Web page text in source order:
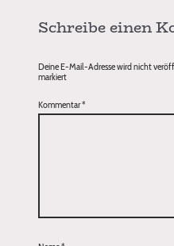
Schreibe einen
Deine E-Mail-Adresse wird nicht
markiert
Kommentar*